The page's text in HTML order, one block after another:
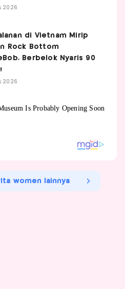
2026
di Vietnam Mirip
Rock Bottom
Berbelok Nyaris 90
2026
women lainnya